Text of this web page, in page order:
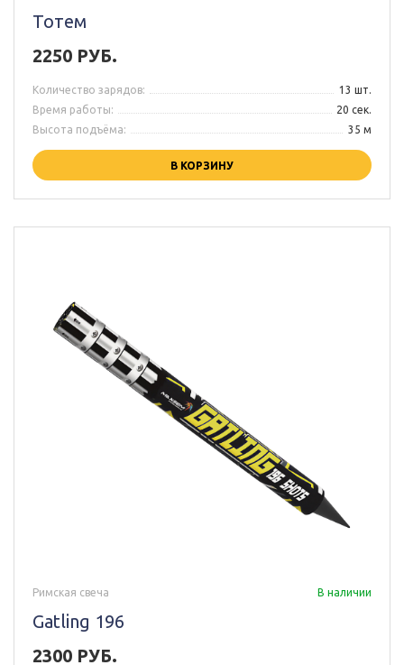
Тотем
2250 РУБ.
Количество зарядов:
13 шт.
Время работы:
20 сек.
Высота подъёма:
35 м
В КОРЗИНУ
Римская свеча В наличии
Gatling 196
2300 РУБ.